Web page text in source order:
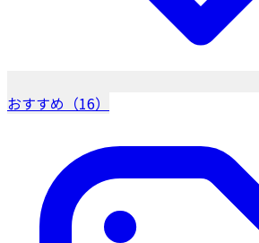
おすすめ（16）